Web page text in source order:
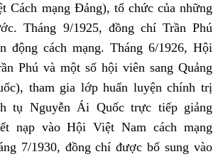
Cách mạng Đảng), tổ chức của những
Tháng 9/1925, đồng chí Trần Phú
động cách mạng. Tháng 6/1926, Hội
Phú và một số hội viên sang Quảng
tham gia lớp huấn luyện chính trị
tụ Nguyễn Ái Quốc trực tiếp giảng
nạp vào Hội Việt Nam cách mạng
7/1930, đồng chí được bổ sung vào